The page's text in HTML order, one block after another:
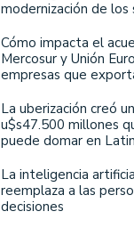
modernización de
Cómo impacta el
Mercosur y Unión
empresas que
La uberización creó
u$s47.500 millones
puede domar en
La inteligencia
reemplaza a las
decisiones